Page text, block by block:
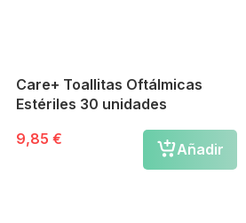
Care+ Toallitas Oftálmicas
Estériles 30 unidades
9,85 €
Añadir